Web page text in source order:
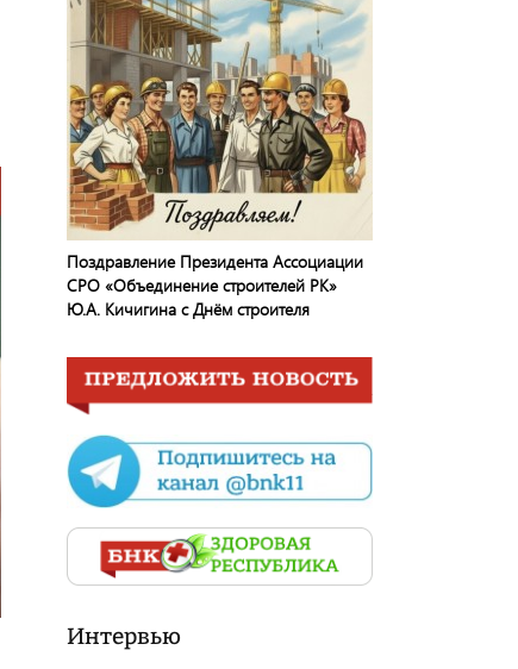
Поздравление Президента Ассоциации
СРО «Объединение строителей РК»
Ю.А. Кичигина с Днём строителя
Интервью